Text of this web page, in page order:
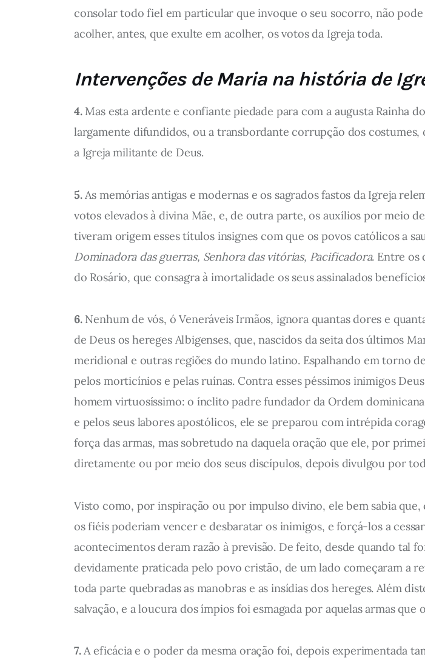
consolar todo fiel em particular que invoque o seu socorro, não
acolher, antes, que exulte em acolher, os votos da Igreja toda.
Intervenções de Maria na história de
4.Mas esta ardente e confiante piedade para com a augusta Rainha
largamente difundidos, ou a transbordante corrupção dos
a Igreja militante de Deus.
5.As memórias antigas e modernas e os sagrados fastos da Igreja
votos elevados à divina Mãe, e, de outra parte, os auxílios por meio
tiveram origem esses títulos insignes com que os povos católicos a
Dominadora das guerras, Senhora das vitórias, Pacificadora. Entre os
do Rosário, que consagra à imortalidade os seus assinalados
6.Nenhum de vós, ó Veneráveis Irmãos, ignora quantas dores e
de Deus os hereges Albigenses, que, nascidos da seita dos últimos
meridional e outras regiões do mundo latino. Espalhando em torno
pelos morticínios e pelas ruínas. Contra esses péssimos inimigos
homem virtuosíssimo: o ínclito padre fundador da Ordem
e pelos seus labores apostólicos, ele se preparou com intrépida
força das armas, mas sobretudo na daquela oração que ele, por
diretamente ou por meio dos seus discípulos, depois divulgou por
Visto como, por inspiração ou por impulso divino, ele bem sabia
os fiéis poderiam vencer e desbaratar os inimigos, e forçá-los a
acontecimentos deram razão à previsão. De feito, desde quando tal
devidamente praticada pelo povo cristão, de um lado começaram a
toda parte quebradas as manobras e as insídias dos hereges. Além
salvação, e a loucura dos ímpios foi esmagada por aquelas armas
7.A eficácia e o poder da mesma oração foi, depois experimentada